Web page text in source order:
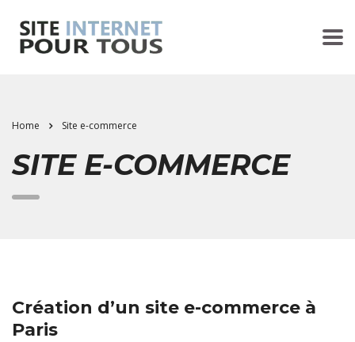
Home Site e-commerce
SITE E-COMMERCE
Création d’un site e-commerce à
Paris